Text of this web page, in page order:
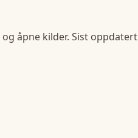
og åpne kilder. Sist oppdatert